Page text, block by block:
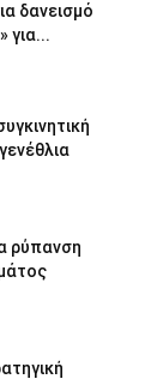
δανεισμό
για...
ρύπανση